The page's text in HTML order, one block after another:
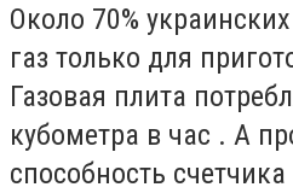
Около 70%
газ только для
Газовая плита
кубометра в час . А
способность счетчика